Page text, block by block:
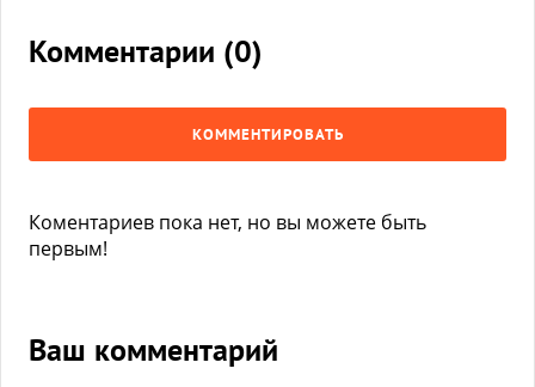
Комментарии (0)
КОММЕНТИРОВАТЬ
Коментариев пока нет, но вы можете быть
первым!
Ваш комментарий